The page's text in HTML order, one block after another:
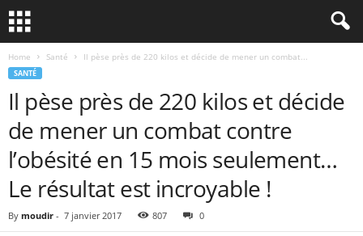
Home Santé Il pèse près de 220 kilos et décide de mener un combat...
SANTÉ
Il pèse près de 220 kilos et décide
de mener un combat contre
l’obésité en 15 mois seulement…
Le résultat est incroyable !
By moudir - 7 janvier 2017 807 0